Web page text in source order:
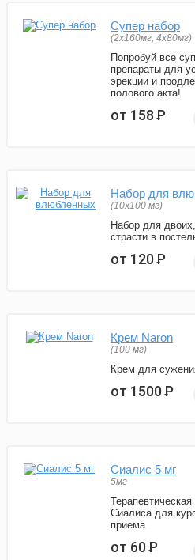
Супер набор
(2х160мг, 4х80мг)
Попробуй все
препараты для
эрекции и
полового акта!
от 158Р
Набор для
(10х100 мг)
Набор для
страсти в
от 120Р
Крем Naron
(100 мг)
Крем для
от 1500Р
Сиалис 5 мг
5мг
Сиалиса для
приема
от 60Р